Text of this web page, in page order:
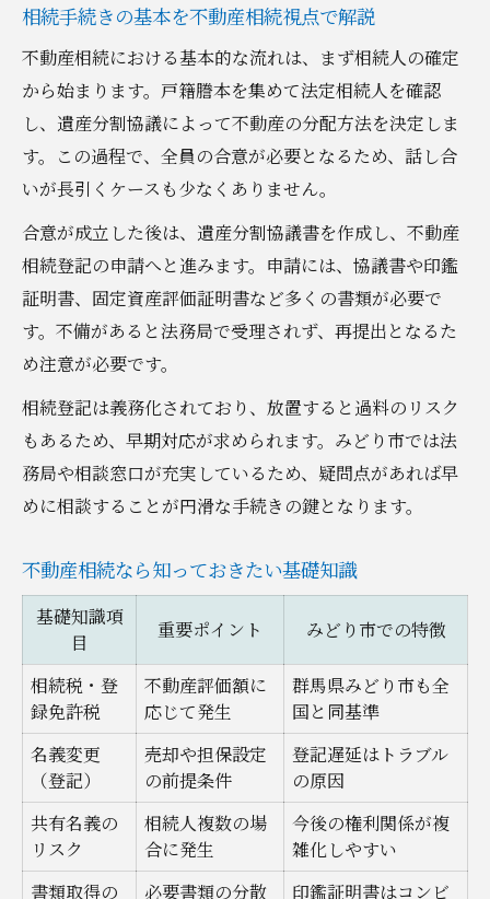
相続手続きの基本を不動産相続視点で解説
不動産相続における基本的な流れは、まず相続人の確定
から始まります。戸籍謄本を集めて法定相続人を確認
し、遺産分割協議によって不動産の分配方法を決定しま
す。この過程で、全員の合意が必要となるため、話し合
いが長引くケースも少なくありません。
合意が成立した後は、遺産分割協議書を作成し、不動産
相続登記の申請へと進みます。申請には、協議書や印鑑
証明書、固定資産評価証明書など多くの書類が必要で
す。不備があると法務局で受理されず、再提出となるた
め注意が必要です。
相続登記は義務化されており、放置すると過料のリスク
もあるため、早期対応が求められます。みどり市では法
務局や相談窓口が充実しているため、疑問点があれば早
めに相談することが円滑な手続きの鍵となります。
不動産相続なら知っておきたい基礎知識
基礎知識項
目
重要ポイント みどり市での特徴
相続税・登
録免許税
不動産評価額に
応じて発生
群馬県みどり市も全
国と同基準
名義変更
（登記）
売却や担保設定
の前提条件
登記遅延はトラブル
の原因
共有名義の
リスク
相続人複数の場
合に発生
今後の権利関係が複
雑化しやすい
書類取得の
必要書類の分散 印鑑証明書はコンビ